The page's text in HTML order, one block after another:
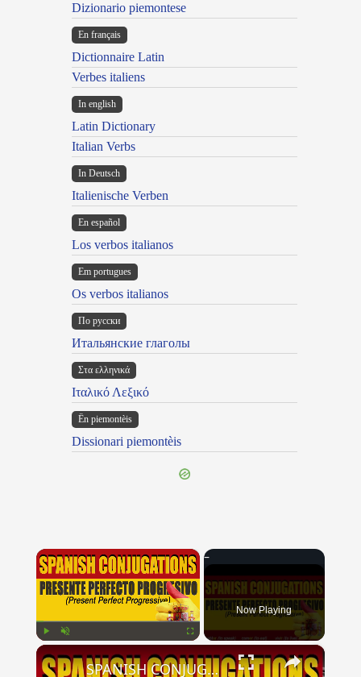
Dizionario piemontese
En français
Dictionnaire Latin
Verbes italiens
In english
Latin Dictionary
Italian Verbs
In Deutsch
Italienische Verben
En español
Los verbos italianos
Em portugues
Os verbos italianos
По русски
Итальянские глаголы
Στα ελληνικά
Ιταλικό Λεξικό
Ën piemontèis
Dissionari piemontèis
×
Now Playing
×
SPANISH CONJUGATIONS: Present Perfect Progressive (Presente Perfecto Progresivo)